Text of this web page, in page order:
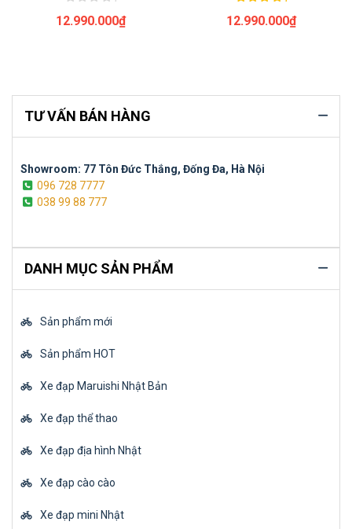
xếp
12.990.000₫
hạng
12.990.000₫
TƯ VẤN BÁN HÀNG
Showroom: 77 Tôn Đức Thắng, Đống Đa, Hà Nội
096 728 7777
038 99 88 777
DANH MỤC SẢN PHẨM
Sản phẩm mới
Sản phẩm HOT
Xe đạp Maruishi Nhật Bản
Xe đạp thể thao
Xe đạp địa hình Nhật
Xe đạp cào cào
Xe đạp mini Nhật